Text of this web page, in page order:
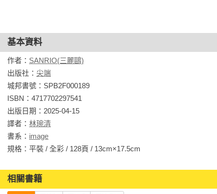
★ Hello Kitty讀尼采：讓人堅強生存下去的重要法則
★ My Melody讀論語：讓人活得心靈富裕的經典智慧
★ Kiki & Lala讀幸福論：為生命帶來幸福的思考練習
★ 蛋黃哥讀資本論：與金錢打好關係的人生哲學
★ 布丁狗讀思想錄：讓相信的勇氣油然而生的秘訣
★ 大耳狗喜拿讀倫理學：擺脫被情緒控制的啟示
★ 大眼蛙讀徒然草：讓每天都變得美好的思維模式
★ 酷企鵝讀君主論：即使身處逆境，仍能掌握命運的能力
★ 酷洛米讀歎異抄：打開原有心靈的鑰匙
★ 帕恰狗讀卡內基快樂學：擺脫憂慮、獲得自由的行動法則
基本資料
作者： SANRIO(三麗鷗)
出版社： 尖端
城邦書號：SPB2F000189
ISBN：4717702297541
出版日期：2025-04-15
譯者： 林琬清
書系： image
規格：平裝 / 全彩 / 128頁 / 13cm×17.5cm
相關書籍